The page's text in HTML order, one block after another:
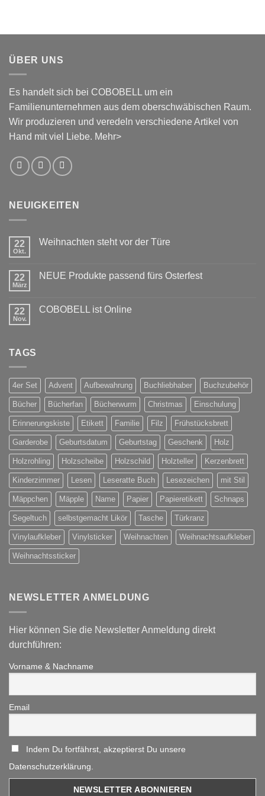
ÜBER UNS
Es handelt sich bei COBOBELL um ein
Familienunternehmen aus dem oberschwäbischen Raum.
Wir produzieren und veredeln verschiedene Artikel von
Hand mit viel Liebe. Mehr>
NEUIGKEITEN
22
Okt.
Weihnachten steht vor der Türe
Weihnachten
Türe
22
März
NEUE Produkte passend fürs Osterfest
NEUE
22
Nov.
COBOBELL ist Online
TAGS
4er Set Advent Aufbewahrung Buchliebhaber Buchzubehör
Bücher Bücherfan Bücherwurm Christmas Einschulung
Erinnerungskiste Etikett Familie Filz Frühstücksbrett
Garderobe Geburtsdatum Geburtstag Geschenk Holz
Holzrohling Holzscheibe Holzschild Holzteller Kerzenbrett
Kinderzimmer Lesen Leseratte Buch Lesezeichen mit Stil
Mäppchen Mäpple Name Papier Papieretikett Schnaps
Segeltuch selbstgemacht Likör Tasche Türkranz
Vinylaufkleber Vinylsticker Weihnachten Weihnachtsaufkleber
Weihnachtssticker
NEWSLETTER ANMELDUNG
Hier können Sie die Newsletter Anmeldung direkt
durchführen:
Vorname & Nachname
Email
Indem Du fortfährst, akzeptierst Du unsere
Datenschutzerklärung.